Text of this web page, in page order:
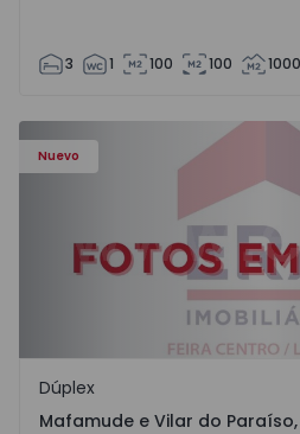
3 1 100 100 1000
Nuevo
Dúplex T4 Vila Nova de Gaia,
Mafamude e Vilar do Paraíso,
Dúplex
Mafamude e Vilar do